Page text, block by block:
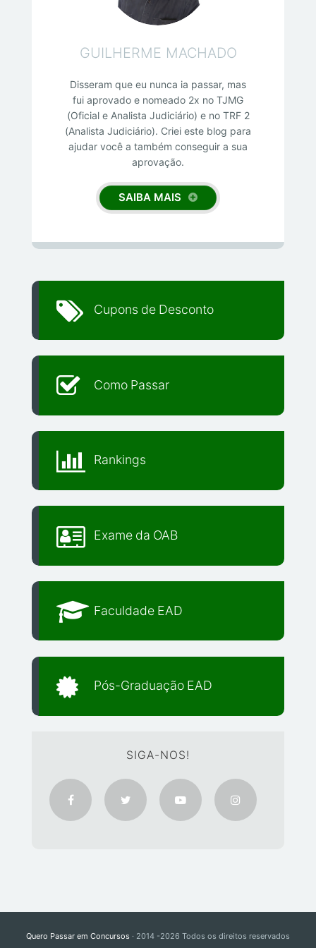
GUILHERME MACHADO
Disseram que eu nunca ia passar, mas
fui aprovado e nomeado 2x no TJMG
(Oficial e Analista Judiciário) e no TRF 2
(Analista Judiciário). Criei este blog para
ajudar você a também conseguir a sua
aprovação.
SAIBA MAIS
Cupons de Desconto
Como Passar
Rankings
Exame da OAB
Faculdade EAD
Pós-Graduação EAD
SIGA-NOS!
Quero Passar em Concursos · 2014 -2026 Todos os direitos reservados